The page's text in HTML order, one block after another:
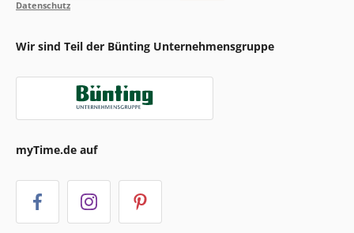
Datenschutz
Wir sind Teil der Bünting Unternehmensgruppe
myTime.de auf